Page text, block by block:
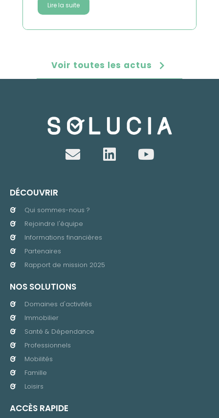
Lire la suite
Voir toutes les actus
DÉCOUVRIR
Qui sommes-nous ?
Rejoindre l'équipe
Informations financières
Partenaires
Rapport de mission 2025
NOS SOLUTIONS
Domaines d'activités
Immobilier
Santé & Dépendance
Professionnels
Mobilités
Famille
Loisirs
ACCÈS RAPIDE